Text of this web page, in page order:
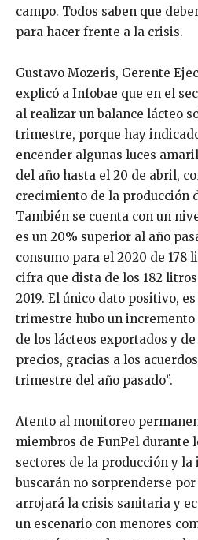
campo. Todos saben que
para hacer frente a la crisis.
Gustavo Mozeris, Gerente
explicó a Infobae que en el
al realizar un balance lácteo
trimestre, porque hay
encender algunas luces
del año hasta el 20 de abril,
crecimiento de la producción
También se cuenta con un
es un 20% superior al año
consumo para el 2020 de 178
cifra que dista de los 182
2019. El único dato positivo,
trimestre hubo un incremento
de los lácteos exportados y
precios, gracias a los
trimestre del año pasado”.
Atento al monitoreo
miembros de FunPel durante
sectores de la producción y
buscarán no sorprenderse
arrojará la crisis sanitaria y
un escenario con menores